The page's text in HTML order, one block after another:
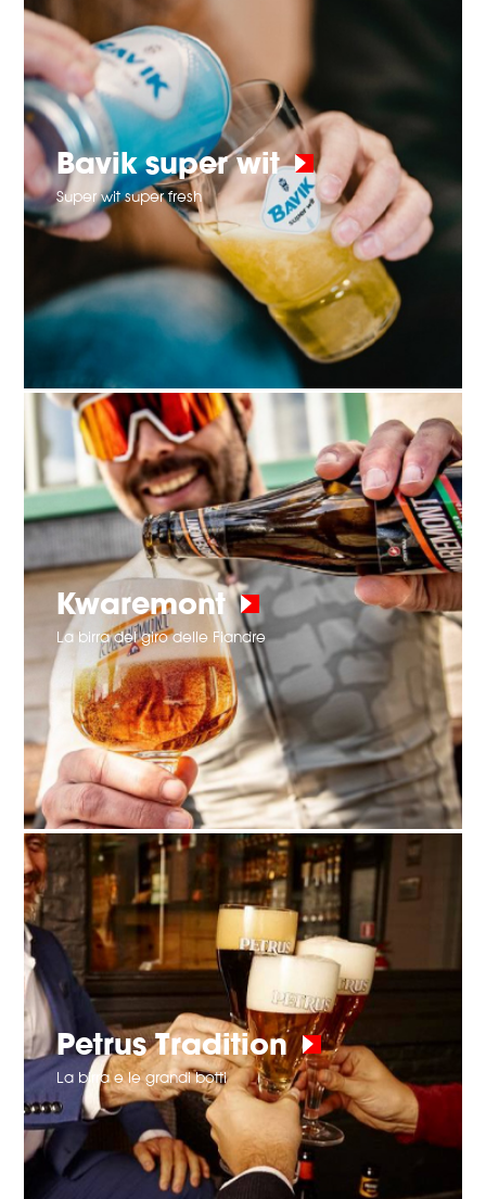
Bavik super wit
Super wit super fresh
Kwaremont
La birra del giro delle Fiandre
Petrus Tradition
La birra e le grandi botti